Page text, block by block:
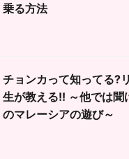
乗る方法
チョンカって知ってる?
生が教える!! ～他では聞
のマレーシアの遊び～